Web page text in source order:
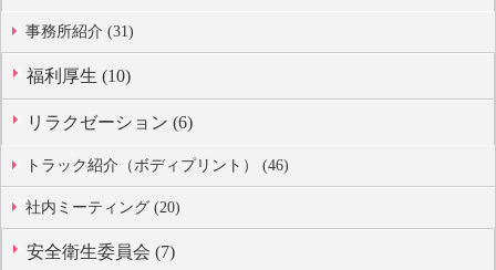
事務所紹介 (31)
福利厚生 (10)
リラクゼーション (6)
トラック紹介（ボディプリント） (46)
社内ミーティング (20)
安全衛生委員会 (7)